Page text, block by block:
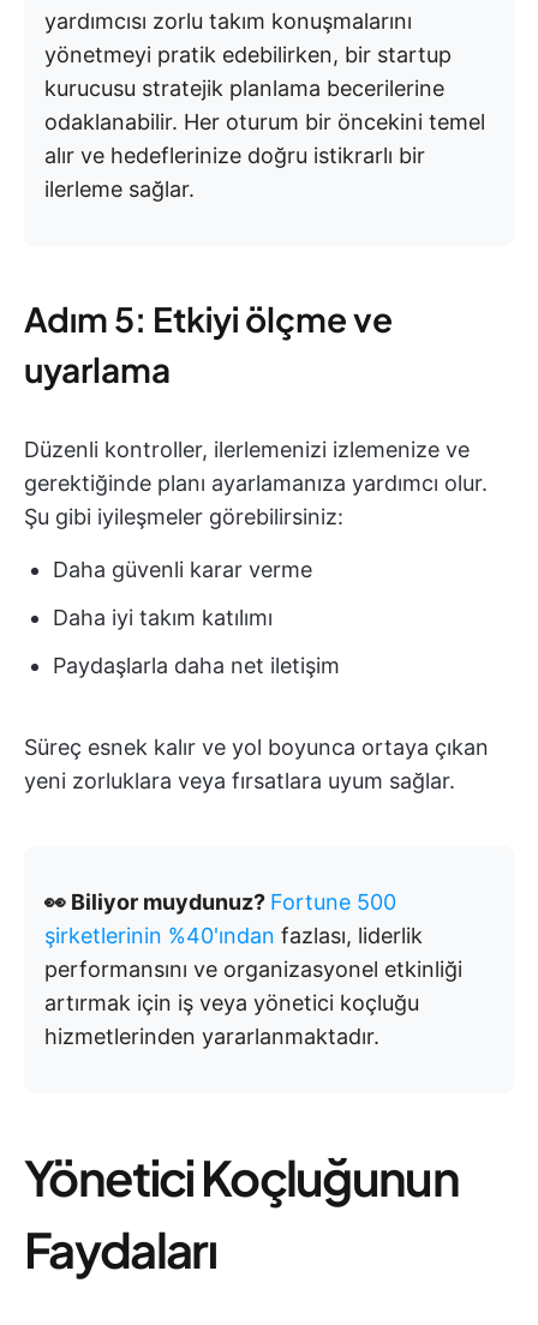
yardımcısı zorlu takım konuşmalarını
yönetmeyi pratik edebilirken, bir startup
kurucusu stratejik planlama becerilerine
odaklanabilir. Her oturum bir öncekini temel
alır ve hedeflerinize doğru istikrarlı bir
ilerleme sağlar.
Adım 5: Etkiyi ölçme ve
uyarlama
Düzenli kontroller, ilerlemenizi izlemenize ve
gerektiğinde planı ayarlamanıza yardımcı olur.
Şu gibi iyileşmeler görebilirsiniz:
Daha güvenli karar verme
Daha iyi takım katılımı
Paydaşlarla daha net iletişim
Süreç esnek kalır ve yol boyunca ortaya çıkan
yeni zorluklara veya fırsatlara uyum sağlar.
👀 Biliyor muydunuz? Fortune 500
şirketlerinin %40'ından fazlası, liderlik
performansını ve organizasyonel etkinliği
artırmak için iş veya yönetici koçluğu
hizmetlerinden yararlanmaktadır.
Yönetici Koçluğunun
Faydaları